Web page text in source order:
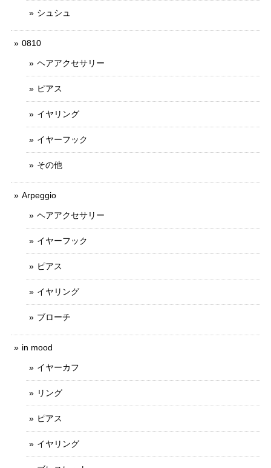
シュシュ
0810
ヘアアクセサリー
ピアス
イヤリング
イヤーフック
その他
Arpeggio
ヘアアクセサリー
イヤーフック
ピアス
イヤリング
ブローチ
in mood
イヤーカフ
リング
ピアス
イヤリング